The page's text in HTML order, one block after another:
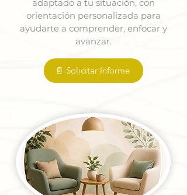
adaptado a tu situación, con
orientación personalizada para
ayudarte a comprender, enfocar y
avanzar.
📄 Solicitar Informe